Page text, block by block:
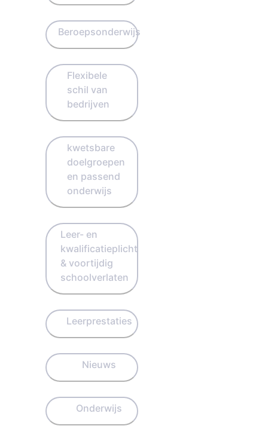
Beroepsonderwijs
Flexibele
schil van
bedrijven
kwetsbare
doelgroepen
en passend
onderwijs
Leer- en
kwalificatieplicht
& voortijdig
schoolverlaten
Leerprestaties
Nieuws
Onderwijs